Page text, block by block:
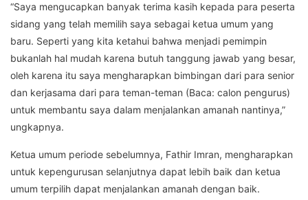
“Saya mengucapkan banyak terima kasih kepada para peserta
sidang yang telah memilih saya sebagai ketua umum yang
baru. Seperti yang kita ketahui bahwa menjadi pemimpin
bukanlah hal mudah karena butuh tanggung jawab yang besar,
oleh karena itu saya mengharapkan bimbingan dari para senior
dan kerjasama dari para teman-teman (Baca: calon pengurus)
untuk membantu saya dalam menjalankan amanah nantinya,”
ungkapnya.
Ketua umum periode sebelumnya, Fathir Imran, mengharapkan
untuk kepengurusan selanjutnya dapat lebih baik dan ketua
umum terpilih dapat menjalankan amanah dengan baik.